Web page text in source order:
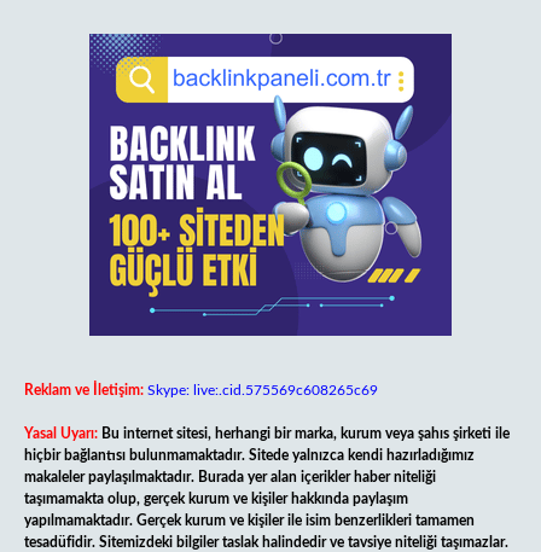
Reklam ve İletişim: Skype: live:.cid.575569c608265c69
Yasal Uyarı: Bu internet sitesi, herhangi bir marka, kurum veya şahıs şirketi ile
hiçbir bağlantısı bulunmamaktadır. Sitede yalnızca kendi hazırladığımız
makaleler paylaşılmaktadır. Burada yer alan içerikler haber niteliği
taşımamakta olup, gerçek kurum ve kişiler hakkında paylaşım
yapılmamaktadır. Gerçek kurum ve kişiler ile isim benzerlikleri tamamen
tesadüfidir. Sitemizdeki bilgiler taslak halindedir ve tavsiye niteliği taşımazlar.